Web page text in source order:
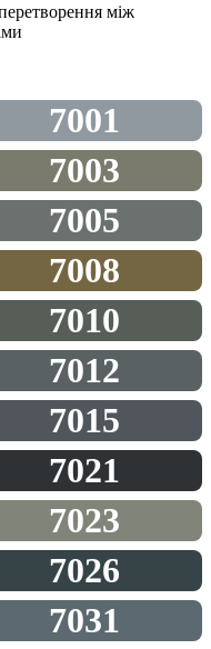
між
7001
7003
7005
7008
7010
7012
7015
7021
7023
7026
7031